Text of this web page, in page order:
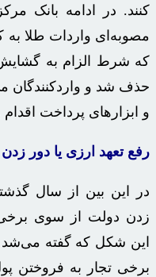
مصوبه‌ای واردات طلا
که شرط الزام به گشایش
حذف شد و واردکنندگان
و ابزارهای پرداخت اقدام
رفع تعهد ارزی یا دور
در این بین از سال
زدن دولت از سوی
این شکل که گفته
برخی تجار به فروختن